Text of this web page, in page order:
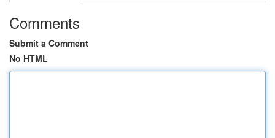
Comments
Submit a Comment
No HTML